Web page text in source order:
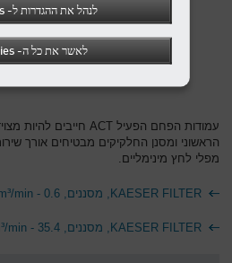
הראשוני ומסנן החלקיקים מבטיחים אורך
מפלי לחץ מינימליים.
KAESER FILTER, מסננים, 0.6 - 32.0‎ m³/min
KAESER FILTER, מסננים, 35.4 - 336.3‎ m³/min
לנהל את ההגדרות ל- cookies
לאשר את כל ה- cookies